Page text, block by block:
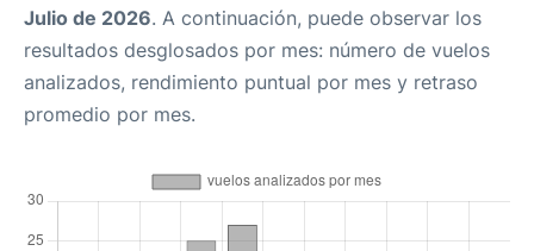
Julio de 2026. A continuación, puede observar los
resultados desglosados por mes: número de vuelos
analizados, rendimiento puntual por mes y retraso
promedio por mes.